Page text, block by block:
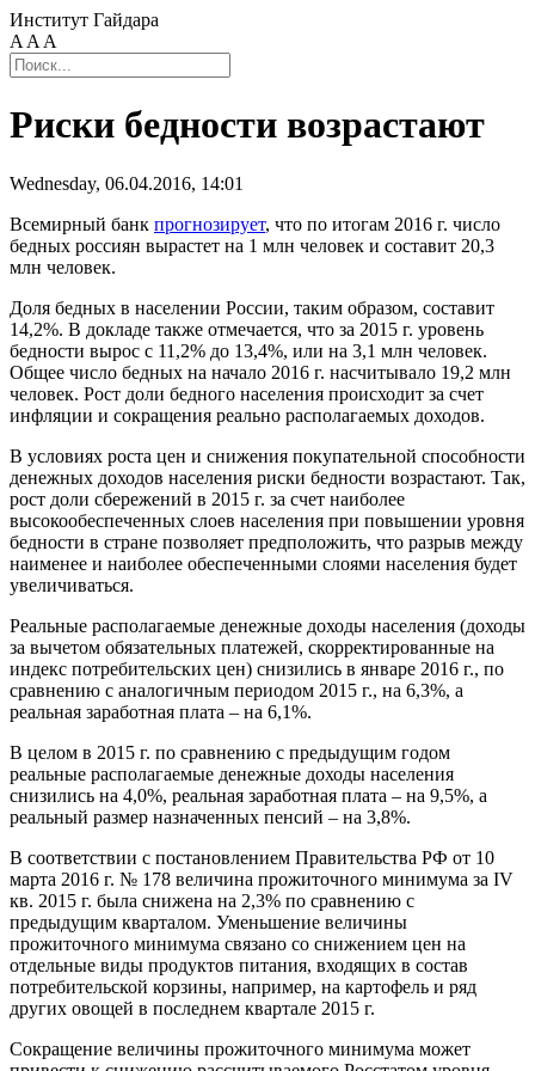
Институт Гайдара
A A A
Риски бедности возрастают
Wednesday, 06.04.2016, 14:01
Всемирный банк прогнозирует, что по итогам 2016 г. число
бедных россиян вырастет на 1 млн человек и составит 20,3
млн человек.
Доля бедных в населении России, таким образом, составит
14,2%. В докладе также отмечается, что за 2015 г. уровень
бедности вырос с 11,2% до 13,4%, или на 3,1 млн человек.
Общее число бедных на начало 2016 г. насчитывало 19,2 млн
человек. Рост доли бедного населения происходит за счет
инфляции и сокращения реально располагаемых доходов.
В условиях роста цен и снижения покупательной способности
денежных доходов населения риски бедности возрастают. Так,
рост доли сбережений в 2015 г. за счет наиболее
высокообеспеченных слоев населения при повышении уровня
бедности в стране позволяет предположить, что разрыв между
наименее и наиболее обеспеченными слоями населения будет
увеличиваться.
Реальные располагаемые денежные доходы населения (доходы
за вычетом обязательных платежей, скорректированные на
индекс потребительских цен) снизились в январе 2016 г., по
сравнению с аналогичным периодом 2015 г., на 6,3%, а
реальная заработная плата – на 6,1%.
В целом в 2015 г. по сравнению с предыдущим годом
реальные располагаемые денежные доходы населения
снизились на 4,0%, реальная заработная плата – на 9,5%, а
реальный размер назначенных пенсий – на 3,8%.
В соответствии с постановлением Правительства РФ от 10
марта 2016 г. № 178 величина прожиточного минимума за IV
кв. 2015 г. была снижена на 2,3% по сравнению с
предыдущим кварталом. Уменьшение величины
прожиточного минимума связано со снижением цен на
отдельные виды продуктов питания, входящих в состав
потребительской корзины, например, на картофель и ряд
других овощей в последнем квартале 2015 г.
Сокращение величины прожиточного минимума может